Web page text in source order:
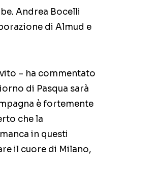
Andrea Bocelli
di Almud e
– ha commentato
di Pasqua sarà
è fortemente
che la
in questi
il cuore di Milano,